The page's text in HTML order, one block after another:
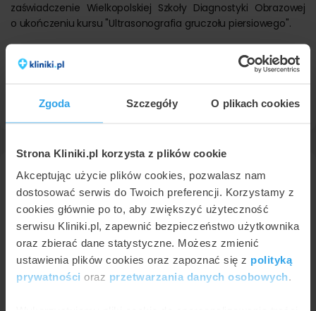
Zgoda Szczegóły O plikach cookies
Strona Kliniki.pl korzysta z plików cookie
Akceptując użycie plików cookies, pozwalasz nam
dostosować serwis do Twoich preferencji. Korzystamy z
cookies głównie po to, aby zwiększyć użyteczność
serwisu Kliniki.pl, zapewnić bezpieczeństwo użytkownika
oraz zbierać dane statystyczne. Możesz zmienić
ustawienia plików cookies oraz zapoznać się z polityką
prywatności oraz przetwarzania danych osobowych.
zaświadczenie Wielkopolskiej Szkoły Diagnostyki Obrazowej
o ukończeniu kursu "Ultrasonografia gruczołu piersiowego".
Pacjenci szukali zabiegu usg ginekologiczne i położnicze w
Golenióworaz
Więcej na temat USG ginekologiczne i
położnicze